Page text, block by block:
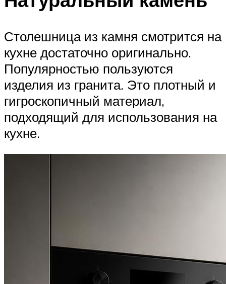
Столешница из камня смотрится на
кухне достаточно оригинально.
Популярностью пользуются
изделия из гранита. Это плотный и
гигроскопичный материал,
подходящий для использования на
кухне.